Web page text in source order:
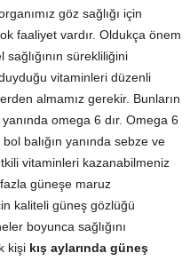
göz sağlığı için
faaliyet vardır. Oldukça önem
sürekliliğini
vitaminleri düzenli
almamız gerekir. Bunların
omega 6 dır. Omega 6
balığın yanında sebze ve
vitaminleri kazanabilmeniz
güneşe maruz
kaliteli güneş gözlüğü
boyunca sağlığını
kişi kış aylarında güneş